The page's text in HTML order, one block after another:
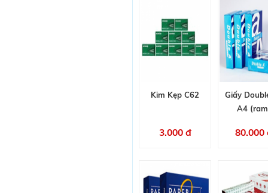
Kim Kẹp C62
3.000 đ
Giấy
A4
80.000